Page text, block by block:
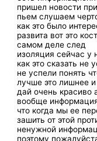
пришел новости
пьем слушаем
как это было
развита вот это
самом деле след
изоляция сейчас у
как это сказать не
не успели понять
лучше это лишнее
дай очень красиво
вообще
что когда мы ее
зашить от этой
ненужной
поэтому